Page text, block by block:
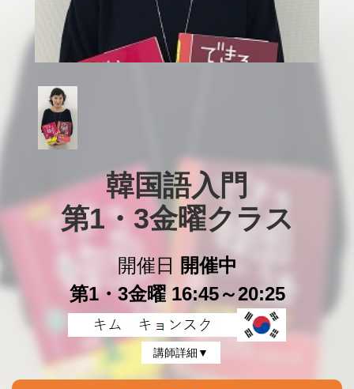
韓国語入門
第1・3金曜クラス
開催日
開催中
第1・3金曜 16:45～20:25
講師詳細▼